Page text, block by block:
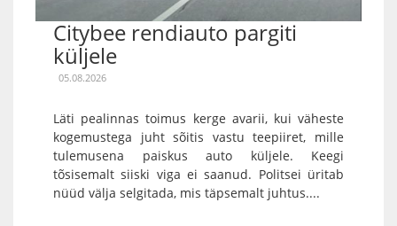
Citybee rendiauto pargiti
küljele
05.08.2026
Läti pealinnas toimus kerge avarii, kui väheste
kogemustega juht sõitis vastu teepiiret, mille
tulemusena paiskus auto küljele. Keegi
tõsisemalt siiski viga ei saanud. Politsei üritab
nüüd välja selgitada, mis täpsemalt juhtus....